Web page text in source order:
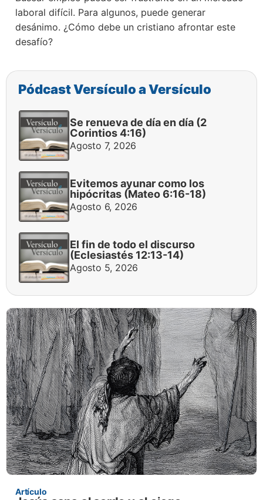
laboral difícil. Para algunos, puede generar
desánimo. ¿Cómo debe un cristiano afrontar este
desafío?
Pódcast Versículo a Versículo
Se renueva de día en día (2
Corintios 4:16)
Agosto 7, 2026
Evitemos ayunar como los
hipócritas (Mateo 6:16-18)
Agosto 6, 2026
El fin de todo el discurso
(Eclesiastés 12:13-14)
Agosto 5, 2026
Artículo